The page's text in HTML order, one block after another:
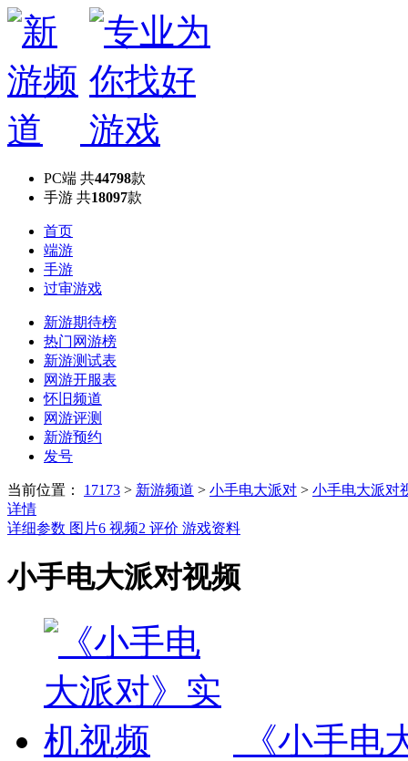
PC端 共44798款
手游 共18097款
首页
端游
手游
过审游戏
新游期待榜
热门网游榜
新游测试表
网游开服表
怀旧频道
网游评测
新游预约
发号
当前位置： 17173 > 新游频道 > 小手电大派对 > 小手电大派对
详情
详细参数 图片6 视频2 评价 游戏资料
小手电大派对视频
《小手电